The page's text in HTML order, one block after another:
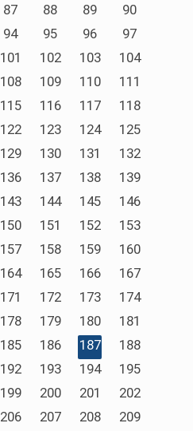
87 88 89
90
94 95 96
97
101 102 103
104
108 109 110
111
115 116 117
118
122 123 124
125
129 130 131
132
136 137 138
139
143 144 145
146
150 151 152
153
157 158 159
160
164 165 166
167
171 172 173
174
178 179 180
181
185 186 187
188
192 193 194
195
199 200 201
202
206 207 208
209